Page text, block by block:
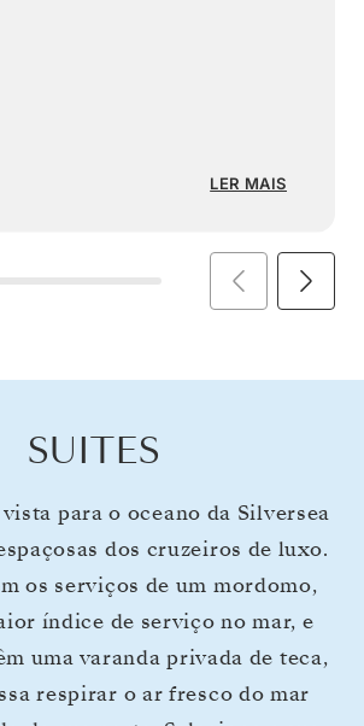
LER MAIS
SUITES
para o oceano da Silversea
dos cruzeiros de luxo.
os serviços de um mordomo,
índice de serviço no mar, e
uma varanda privada de teca,
respirar o ar fresco do mar